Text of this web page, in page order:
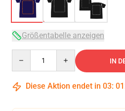
Größentabelle anzeigen
IN
Diese Aktion endet in 03: 01